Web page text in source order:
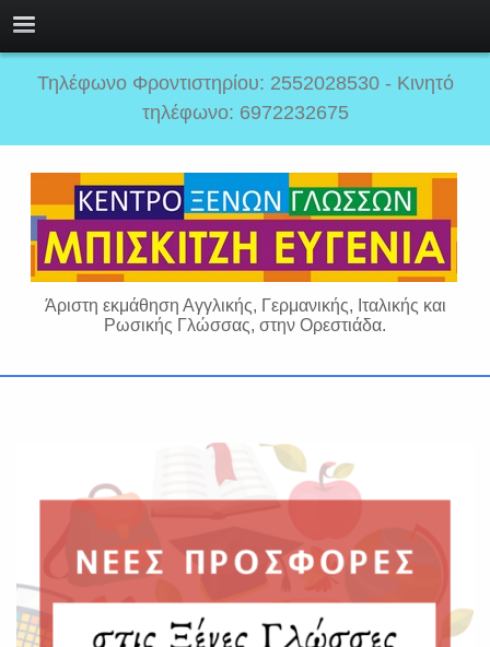
Τηλέφωνο Φροντιστηρίου: 2552028530 - Κινητό
τηλέφωνο: 6972232675
Άριστη εκμάθηση Αγγλικής, Γερμανικής, Ιταλικής και
Ρωσικής Γλώσσας, στην Ορεστιάδα.